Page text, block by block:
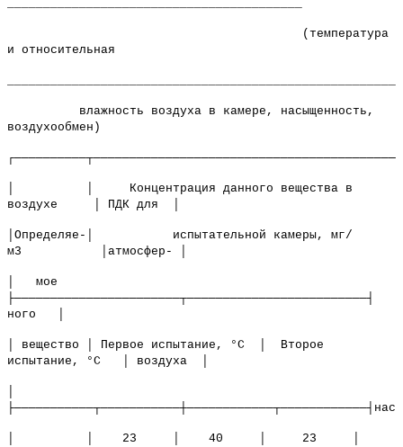
(температура
и относительная
влажность воздуха в камере, насыщенность,
воздухообмен)
│ │ Концентрация данного вещества в
воздухе │ ПДК для │
│Определяе-│ испытательной камеры, мг/
м3 │атмосфер- │
│ мое
├───────────────────────┬─────────────────────────┤
ного │
│ вещество │ Первое испытание, °С │ Второе
испытание, °С │ воздуха │
│ │ 23 │ 40 │ 23 │